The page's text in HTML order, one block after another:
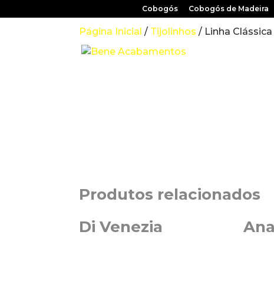
Cobogós Cobogós de Madeira
Página Inicial / Tijolinhos / Linha Clássica
Produtos relacionados
Di Venezia